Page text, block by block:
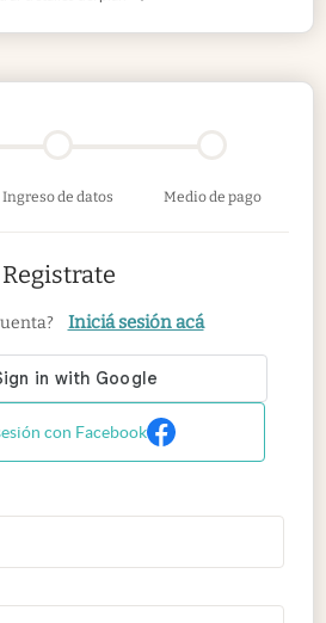
Ingreso de datos Medio de pago
Registrate
Iniciá sesión acá
con Facebook